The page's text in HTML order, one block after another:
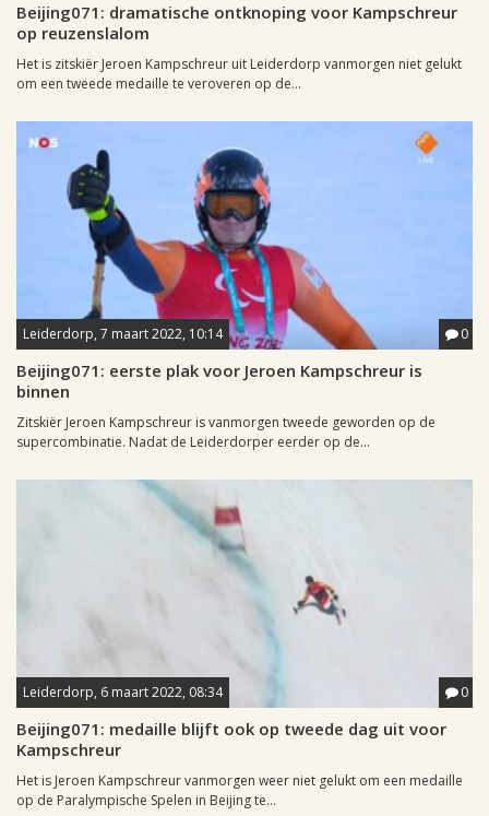
Beijing071: dramatische ontknoping voor Kampschreur
op reuzenslalom
Het is zitskiër Jeroen Kampschreur uit Leiderdorp vanmorgen niet gelukt
om een tweede medaille te veroveren op de...
Leiderdorp, 7 maart 2022, 10:14 0
Beijing071: eerste plak voor Jeroen Kampschreur is
binnen
Zitskiër Jeroen Kampschreur is vanmorgen tweede geworden op de
supercombinatie. Nadat de Leiderdorper eerder op de...
Leiderdorp, 6 maart 2022, 08:34 0
Beijing071: medaille blijft ook op tweede dag uit voor
Kampschreur
Het is Jeroen Kampschreur vanmorgen weer niet gelukt om een medaille
op de Paralympische Spelen in Beijing te...